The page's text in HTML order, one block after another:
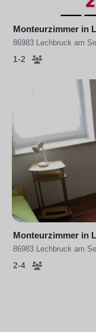
Monteurzimmer in
86983 Lechbruck am
1-2
Monteurzimmer in
86983 Lechbruck am
2-4